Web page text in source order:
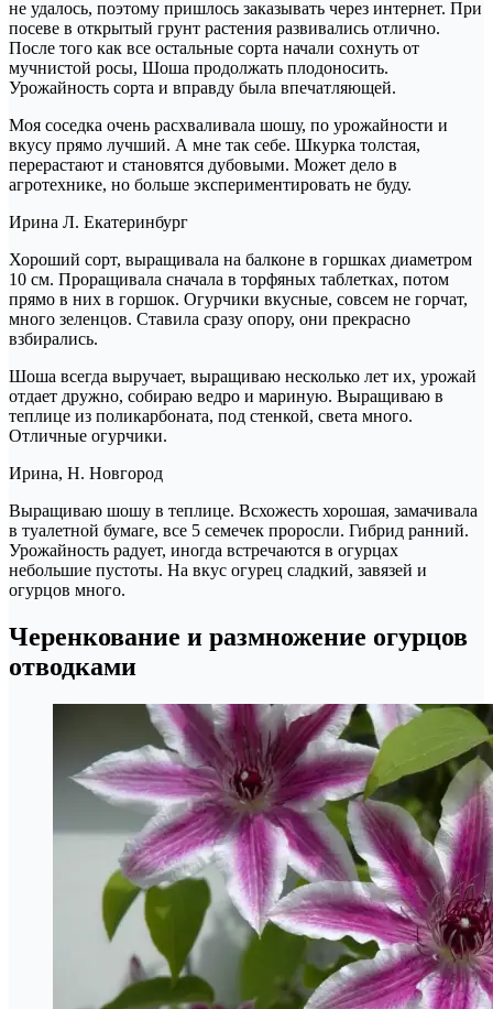
не удалось, поэтому пришлось заказывать через интернет. При
посеве в открытый грунт растения развивались отлично.
После того как все остальные сорта начали сохнуть от
мучнистой росы, Шоша продолжать плодоносить.
Урожайность сорта и вправду была впечатляющей.
Моя соседка очень расхваливала шошу, по урожайности и
вкусу прямо лучший. А мне так себе. Шкурка толстая,
перерастают и становятся дубовыми. Может дело в
агротехнике, но больше экспериментировать не буду.
Ирина Л. Екатеринбург
Хороший сорт, выращивала на балконе в горшках диаметром
10 см. Проращивала сначала в торфяных таблетках, потом
прямо в них в горшок. Огурчики вкусные, совсем не горчат,
много зеленцов. Ставила сразу опору, они прекрасно
взбирались.
Шоша всегда выручает, выращиваю несколько лет их, урожай
отдает дружно, собираю ведро и мариную. Выращиваю в
теплице из поликарбоната, под стенкой, света много.
Отличные огурчики.
Ирина, Н. Новгород
Выращиваю шошу в теплице. Всхожесть хорошая, замачивала
в туалетной бумаге, все 5 семечек проросли. Гибрид ранний.
Урожайность радует, иногда встречаются в огурцах
небольшие пустоты. На вкус огурец сладкий, завязей и
огурцов много.
Черенкование и размножение огурцов
отводками